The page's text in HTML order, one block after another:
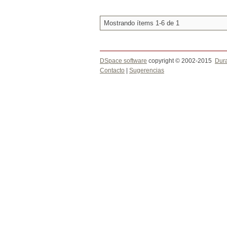
Mostrando ítems 1-6 de 1
DSpace software copyright © 2002-2015
Contacto
Sugerencias